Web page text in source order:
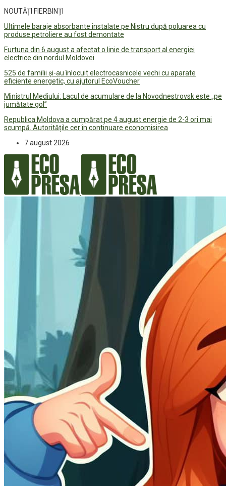
NOUTĂȚI FIERBINȚI
Ultimele baraje absorbante instalate pe Nistru după poluarea cu
produse petroliere au fost demontate
Furtuna din 6 august a afectat o linie de transport al energiei
electrice din nordul Moldovei
525 de familii și-au înlocuit electrocasnicele vechi cu aparate
eficiente energetic, cu ajutorul EcoVoucher
Ministrul Mediului: Lacul de acumulare de la Novodnestrovsk este „pe
jumătate gol”
Republica Moldova a cumpărat pe 4 august energie de 2-3 ori mai
scumpă. Autoritățile cer în continuare economisirea
7 august 2026